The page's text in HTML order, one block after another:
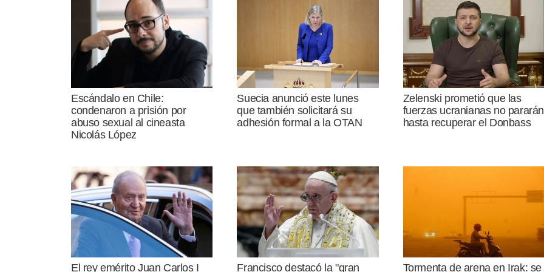
Escándalo en Chile:
condenaron a prisión por
abuso sexual al cineasta
Nicolás López
Suecia anunció este lunes
que también solicitará su
adhesión formal a la OTAN
Zelenski prometió que las
fuerzas ucranianas no pararán
hasta recuperar el Donbass
El rey emérito Juan Carlos I Francisco destacó la "gran Tormenta de arena en Irak: se